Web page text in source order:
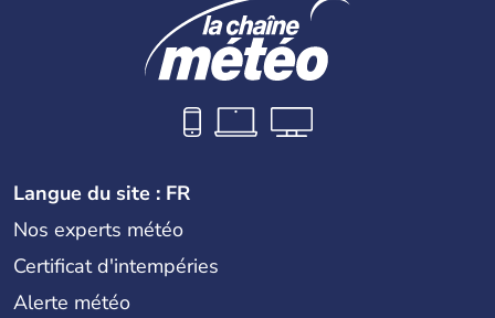
Langue du site : FR
Nos experts météo
Certificat d'intempéries
Alerte météo